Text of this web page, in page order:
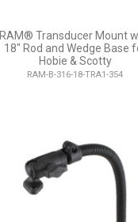
RAM® Transducer Mount
18" Rod and Wedge Base
Hobie & Scotty
RAM-B-316-18-TRA1-354